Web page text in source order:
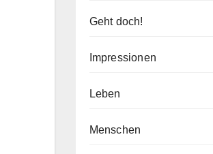
Geht doch!
Impressionen
Leben
Menschen